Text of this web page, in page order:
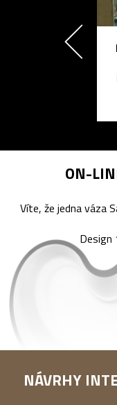
ON-
Víte, že jedna váza
NÁVRHY